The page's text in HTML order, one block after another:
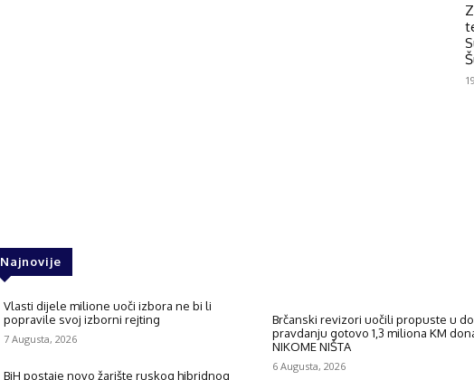
Najnovije
Vlasti dijele milione uoči izbora ne bi li
popravile svoj izborni rejting
7 Augusta, 2026
BiH postaje novo žarište ruskog hibridnog
Brčanski revizori uočili propuste u
pravdanju gotovo 1,3 miliona KM
NIKOME NIŠTA
6 Augusta, 2026